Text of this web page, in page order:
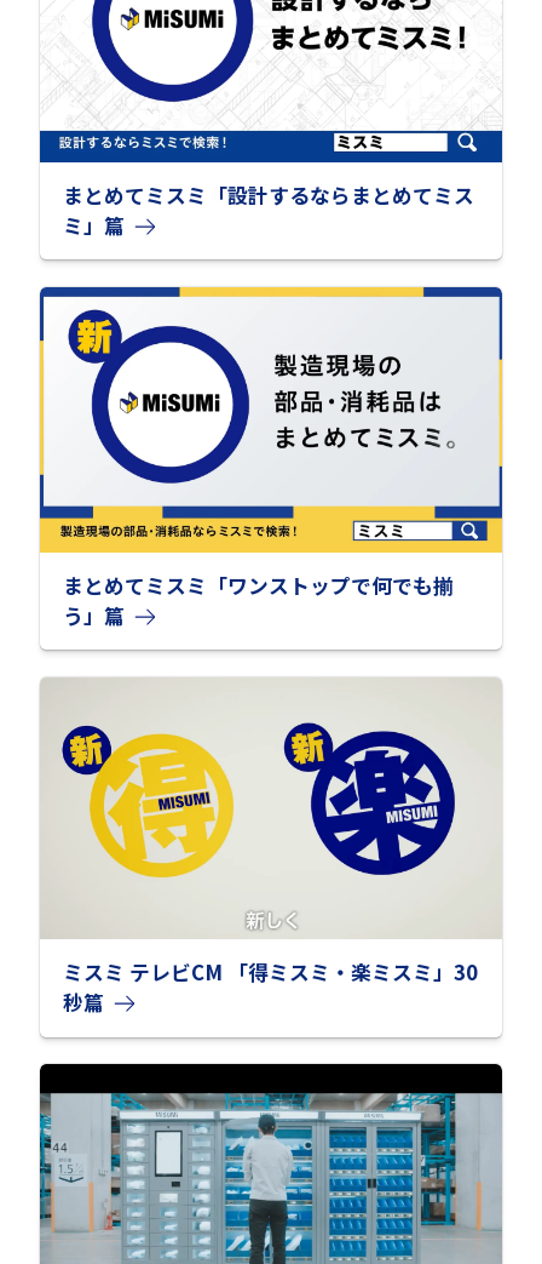
まとめてミスミ「設計するならまとめてミス
ミ」篇
まとめてミスミ「ワンストップで何でも揃
う」篇
ミスミ テレビCM 「得ミスミ・楽ミスミ」30
秒篇